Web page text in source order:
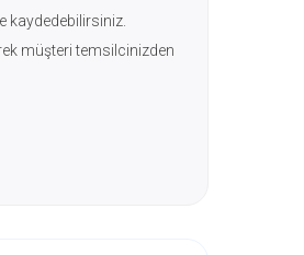
kaydedebilirsiniz.
müşteri temsilcinizden